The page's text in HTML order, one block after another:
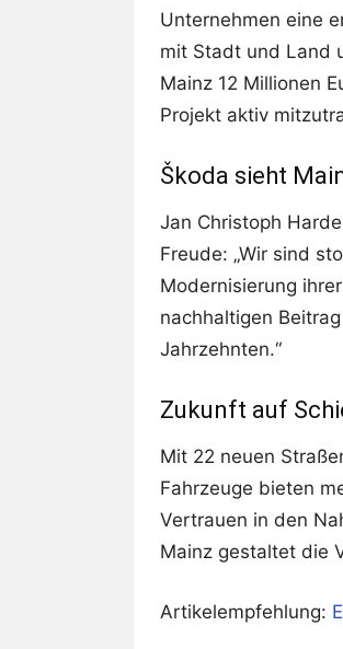
Unternehmen eine
mit Stadt und Land
Mainz 12 Millionen
Projekt aktiv
Škoda sieht
Jan Christoph
Freude: „Wir sind
Modernisierung
nachhaltigen
Jahrzehnten.“
Zukunft auf
Mit 22 neuen
Fahrzeuge bieten
Vertrauen in den
Mainz gestaltet die
Artikelempfehlung: